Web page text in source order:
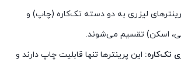
لیزری به دو دسته تک‌کاره (چاپ) و
اسکن) تقسیم می‌شوند.
تک‌کاره: این پرینترها تنها قابلیت چاپ دارند و